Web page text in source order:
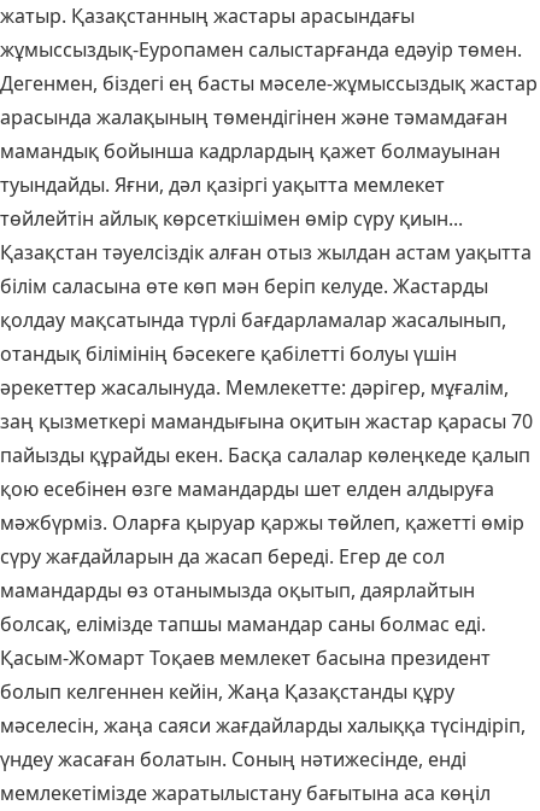
жатыр. Қазақстанның жастары арасындағы
жұмыссыздық-Еуропамен салыстарғанда едәуір төмен.
Дегенмен, біздегі ең басты мәселе-жұмыссыздық жастар
арасында жалақының төмендігінен және тәмамдаған
мамандық бойынша кадрлардың қажет болмауынан
туындайды. Яғни, дәл қазіргі уақытта мемлекет
төйлейтін айлық көрсеткішімен өмір сүру қиын...
Қазақстан тәуелсіздік алған отыз жылдан астам уақытта
білім саласына өте көп мән беріп келуде. Жастарды
қолдау мақсатында түрлі бағдарламалар жасалынып,
отандық білімінің бәсекеге қабілетті болуы үшін
әрекеттер жасалынуда. Мемлекетте: дәрігер, мұғалім,
заң қызметкері мамандығына оқитын жастар қарасы 70
пайызды құрайды екен. Басқа салалар көлеңкеде қалып
қою есебінен өзге мамандарды шет елден алдыруға
мәжбүрміз. Оларға қыруар қаржы төйлеп, қажетті өмір
сүру жағдайларын да жасап береді. Егер де сол
мамандарды өз отанымызда оқытып, даярлайтын
болсақ, елімізде тапшы мамандар саны болмас еді.
Қасым-Жомарт Тоқаев мемлекет басына президент
болып келгеннен кейін, Жаңа Қазақстанды құру
мәселесін, жаңа саяси жағдайларды халыққа түсіндіріп,
үндеу жасаған болатын. Соның нәтижесінде, енді
мемлекетімізде жаратылыстану бағытына аса көңіл